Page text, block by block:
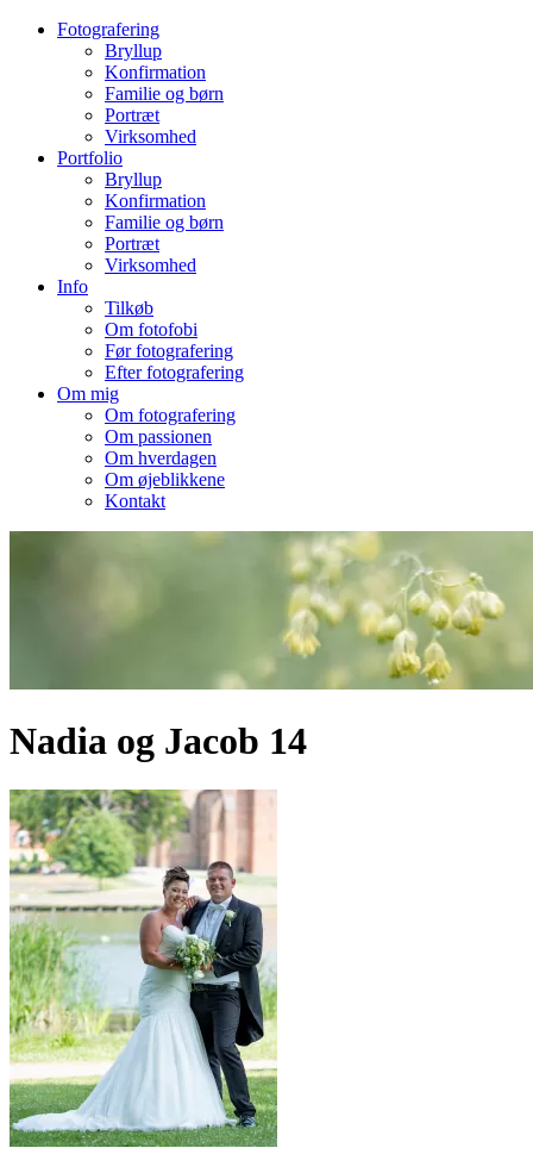
Fotografering
Bryllup
Konfirmation
Familie og børn
Portræt
Virksomhed
Portfolio
Bryllup
Konfirmation
Familie og børn
Portræt
Virksomhed
Info
Tilkøb
Om fotofobi
Før fotografering
Efter fotografering
Om mig
Om fotografering
Om passionen
Om hverdagen
Om øjeblikkene
Kontakt
Nadia og Jacob 14